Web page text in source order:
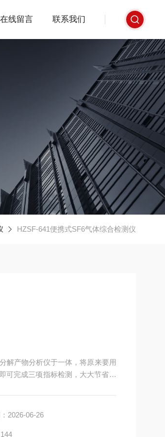
在线留言 联系我们
HZSF-641便携式SF6气体综合检测仪
解产物分析仪于一体，将原来要用
可完成三项指标检测，大大节省设
2026-06-26